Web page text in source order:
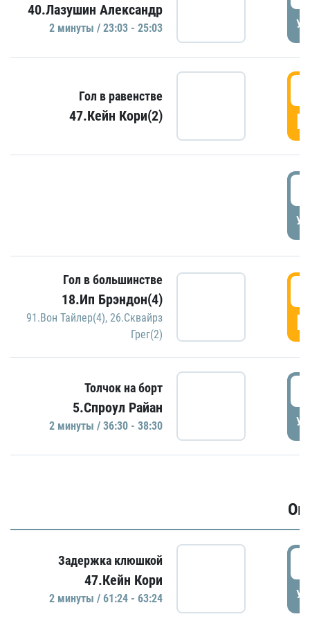
40.Лазушин Александр
2 минуты / 23:03 - 25:03
Гол в равенстве
47.Кейн Кори(2)
Гол в большинстве
18.Ип Брэндон(4)
91.Вон Тайлер(4), 26.Сквайрз
Грег(2)
Толчок на борт
5.Спроул Райан
2 минуты / 36:30 - 38:30
Задержка клюшкой
47.Кейн Кори
2 минуты / 61:24 - 63:24